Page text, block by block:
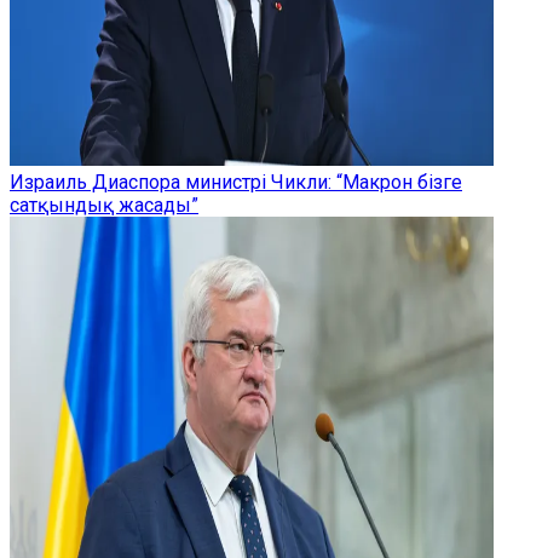
Израиль Диаспора министрі Чикли: “Макрон бізге
сатқындық жасады”